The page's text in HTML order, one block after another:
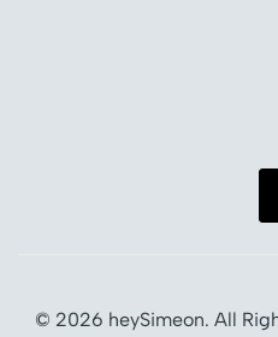
© 2026 heySimeon. All